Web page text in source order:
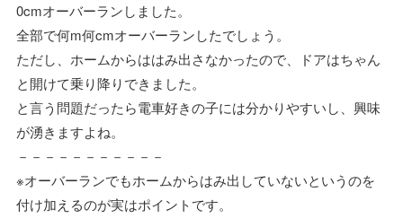
0cmオーバーランしました。
全部で何m何cmオーバーランしたでしょう。
ただし、ホームからははみ出さなかったので、ドアはちゃん
と開けて乗り降りできました。
と言う問題だったら電車好きの子には分かりやすいし、興味
が湧きますよね。
－－－－－－－－－－－
※オーバーランでもホームからはみ出していないというのを
付け加えるのが実はポイントです。